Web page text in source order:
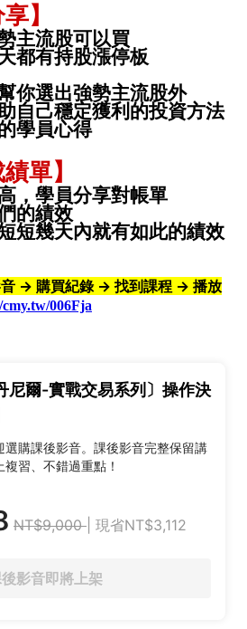
】
主流股可以買
都有持股漲停板
你選出強勢主流股外
自己穩定獲利的投資方法
學員心得
單】
，學員分享對帳單
的績效
短幾天內就有如此的績效
→ 購買紀錄 → 找到課程 → 播放
006Fja
尼爾-實戰交易系列〕操作決
選購課後影音。課後影音完整保留講
習、不錯過重點！
NT$9,000 | 現省NT$3,112
影音即將上架